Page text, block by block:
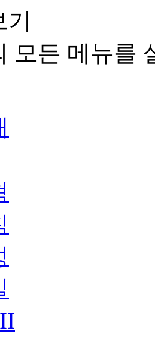
기
모든 메뉴를